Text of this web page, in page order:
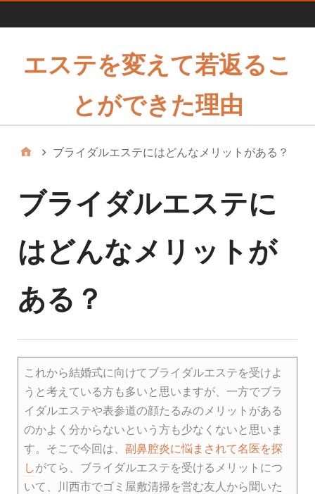
エステを変えて若返るこ
とができた理由
ブライダルエステにはどんなメリットがある？
ブライダルエステに
はどんなメリットが
ある？
これから結婚式に向けてブライダルエステを受けよ
うと考えている方も多いと思いますが、一方でブラ
イダルエステや表参道の顔たるみのメリットがある
のかよく分からないという方も少なくないと思いま
す。そこで今回は、 副鼻腔炎に悩まされて名医を探
しがてら、ブライダルエステを受けるメリットにつ
いて、川西市でゴミ屋敷清掃を営む友人から聞いた